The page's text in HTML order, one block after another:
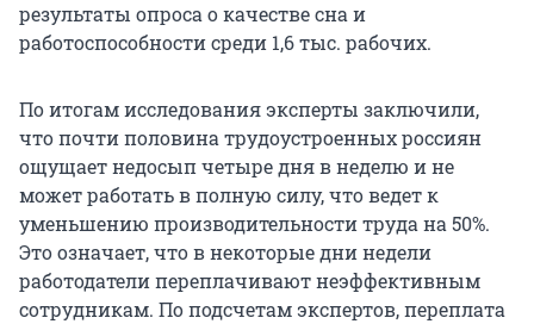
результаты опроса о качестве сна и
работоспособности среди 1,6 тыс. рабочих.
По итогам исследования эксперты заключили,
что почти половина трудоустроенных россиян
ощущает недосып четыре дня в неделю и не
может работать в полную силу, что ведет к
уменьшению производительности труда на 50%.
Это означает, что в некоторые дни недели
работодатели переплачивают неэффективным
сотрудникам. По подсчетам экспертов, переплата